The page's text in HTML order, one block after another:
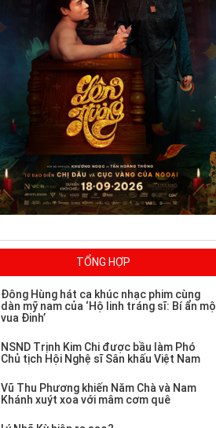
TỔNG HỢP
Đông Hùng hát ca khúc nhạc phim cùng
dàn mỹ nam của ‘Hộ linh tráng sĩ: Bí ẩn mộ
vua Đinh’
NSND Trịnh Kim Chi được bầu làm Phó
Chủ tịch Hội Nghệ sĩ Sân khấu Việt Nam
Vũ Thu Phương khiến Năm Chà và Nam
Khánh xuýt xoa với mâm cơm quê